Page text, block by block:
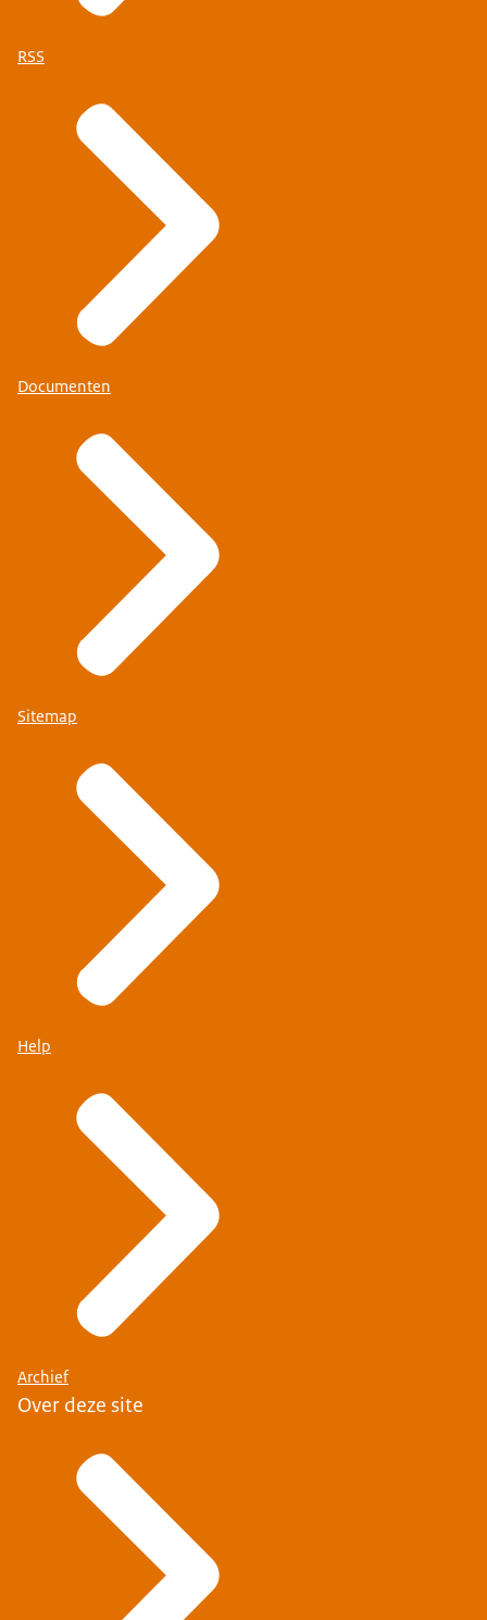
RSS
Documenten
Sitemap
Help
Archief
Over deze site